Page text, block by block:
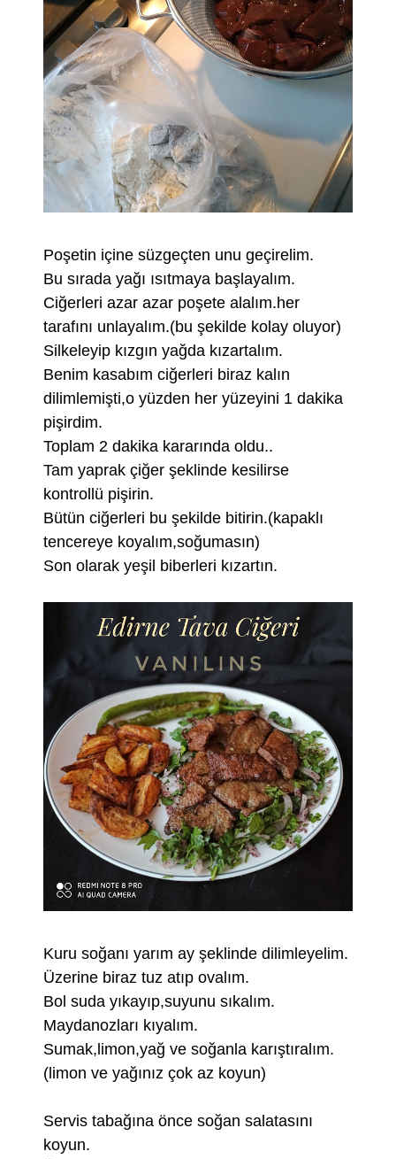
Poşetin içine süzgeçten unu geçirelim.
Bu sırada yağı ısıtmaya başlayalım.
Ciğerleri azar azar poşete alalım.her
tarafını unlayalım.(bu şekilde kolay oluyor)
Silkeleyip kızgın yağda kızartalım.
Benim kasabım ciğerleri biraz kalın
dilimlemişti,o yüzden her yüzeyini 1 dakika
pişirdim.
Toplam 2 dakika kararında oldu..
Tam yaprak çiğer şeklinde kesilirse
kontrollü pişirin.
Bütün ciğerleri bu şekilde bitirin.(kapaklı
tencereye koyalım,soğumasın)
Son olarak yeşil biberleri kızartın.
Kuru soğanı yarım ay şeklinde dilimleyelim.
Üzerine biraz tuz atıp ovalım.
Bol suda yıkayıp,suyunu sıkalım.
Maydanozları kıyalım.
Sumak,limon,yağ ve soğanla karıştıralım.
(limon ve yağınız çok az koyun)
Servis tabağına önce soğan salatasını
koyun.